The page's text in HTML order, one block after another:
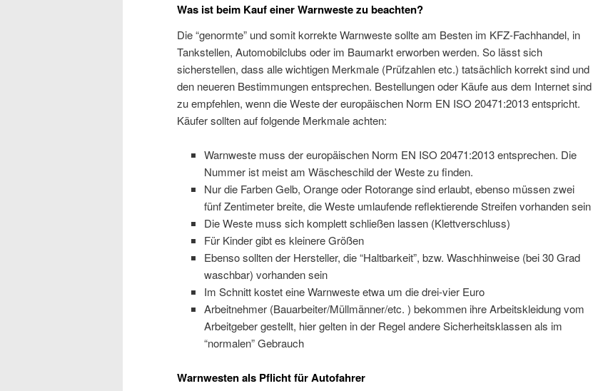
Was ist beim Kauf einer Warnweste zu beachten?
Die “genormte” und somit korrekte Warnweste sollte am Besten im KFZ-Fachhandel, in
Tankstellen, Automobilclubs oder im Baumarkt erworben werden. So lässt sich
sicherstellen, dass alle wichtigen Merkmale (Prüfzahlen etc.) tatsächlich korrekt sind und
den neueren Bestimmungen entsprechen. Bestellungen oder Käufe aus dem Internet sind
zu empfehlen, wenn die Weste der europäischen Norm EN ISO 20471:2013 entspricht.
Käufer sollten auf folgende Merkmale achten:
Warnweste muss der europäischen Norm EN ISO 20471:2013 entsprechen. Die
Nummer ist meist am Wäscheschild der Weste zu finden.
Nur die Farben Gelb, Orange oder Rotorange sind erlaubt, ebenso müssen zwei
fünf Zentimeter breite, die Weste umlaufende reflektierende Streifen vorhanden sein
Die Weste muss sich komplett schließen lassen (Klettverschluss)
Für Kinder gibt es kleinere Größen
Ebenso sollten der Hersteller, die “Haltbarkeit”, bzw. Waschhinweise (bei 30 Grad
waschbar) vorhanden sein
Im Schnitt kostet eine Warnweste etwa um die drei-vier Euro
Arbeitnehmer (Bauarbeiter/Müllmänner/etc. ) bekommen ihre Arbeitskleidung vom
Arbeitgeber gestellt, hier gelten in der Regel andere Sicherheitsklassen als im
“normalen” Gebrauch
Warnwesten als Pflicht für Autofahrer